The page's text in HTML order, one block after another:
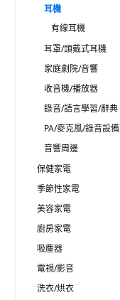
耳機
有線耳機
耳罩/頭戴式耳機
家庭劇院/音響
收音機/播放器
錄音/語言學習/辭典
PA/麥克風/錄音設備
音響周邊
保健家電
季節性家電
美容家電
廚房家電
吸塵器
電視/影音
洗衣/烘衣